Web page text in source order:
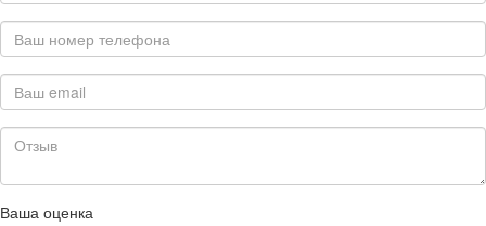
Ваша оценка